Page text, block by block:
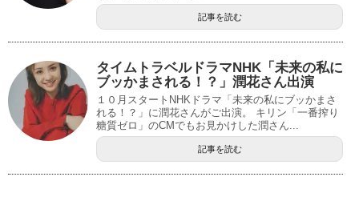
記事を読む
タイムトラベルドラマNHK「未来の私に
ブッかまされる！？」潤花さん出演
１０月スタートNHKドラマ「未来の私にブッかまさ
れる！？」に潤花さんがご出演。 キリン「一番搾り
糖質ゼロ」のCMでもお見かけした潤さん...
記事を読む